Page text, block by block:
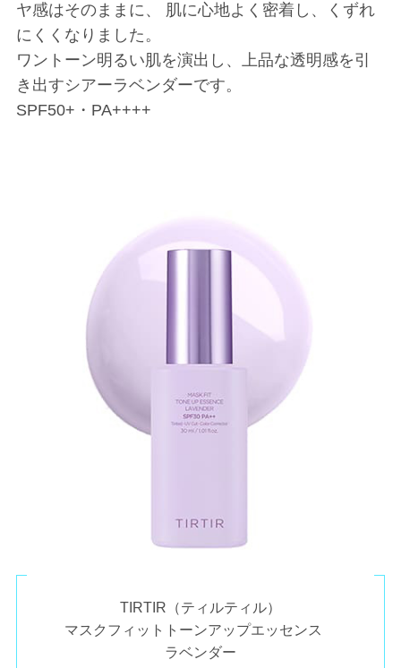
ヤ感はそのままに、 肌に心地よく密着し、くずれ
にくくなりました。
ワントーン明るい肌を演出し、上品な透明感を引
き出すシアーラベンダーです。
SPF50+・PA++++
TIRTIR（ティルティル）
マスクフィットトーンアップエッセンス
ラベンダー